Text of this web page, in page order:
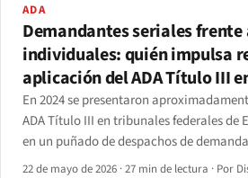
ADA
Demandantes seriales
individuales: quién impulsa
aplicación del ADA Título III
En 2024 se presentaron
ADA Título III en tribunales federales de
en un puñado de despachos de
procedimentales de 2025 han empezado
22 de mayo de 2026 ·27 min de lectura · Por